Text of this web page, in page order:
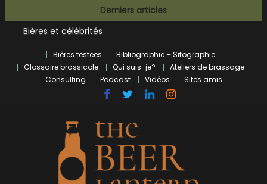
to
content
Derniers articles
BrewDog racheté par Tilray pour une bouchée de pain ?
Bières et célébrités
L’écosysteme brassicole en introspection
Zoumaï : pionnier de la révolution craft à Marseille
L’intelligence artificielle dans le milieu brassicole
BrewDog racheté par Tilray pour une bouchée de pain ?
Bières testées
Bibliographie – Sitographie
Glossaire brassicole
Qui suis-je?
Ateliers de brassage
Consulting
Podcast Vidéos Sites amis